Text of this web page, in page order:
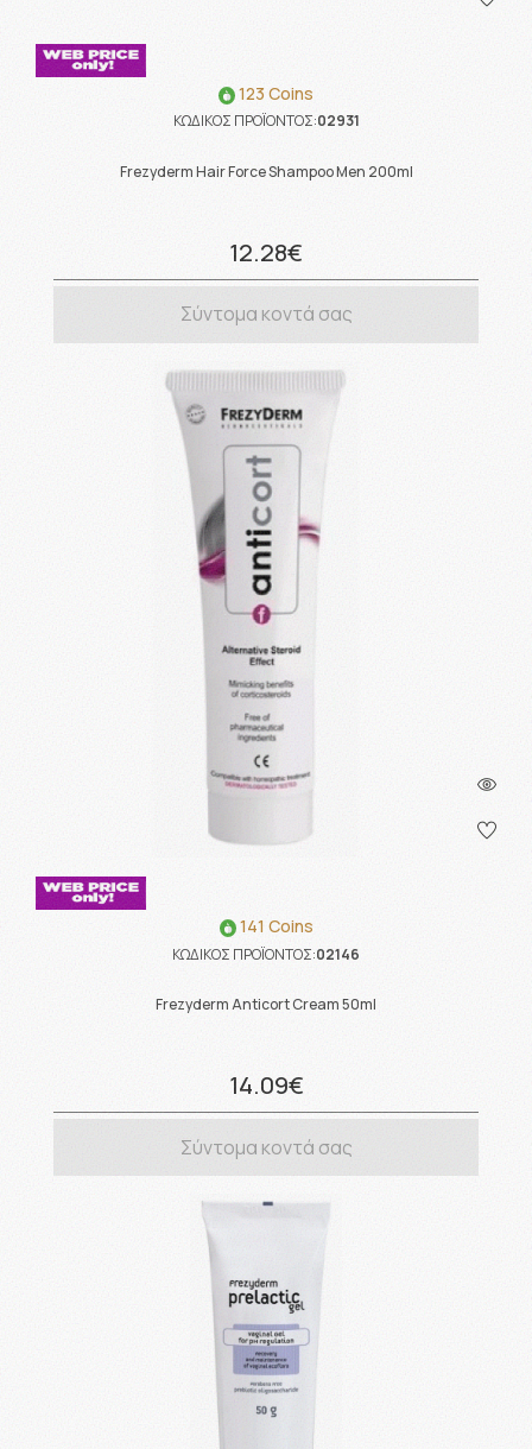
123 Coins
ΚΩΔΙΚΟΣ ΠΡΟΪΟΝΤΟΣ:02931
Frezyderm Hair Force Shampoo Men 200ml
12.28€
Σύντομα κοντά σας
141 Coins
ΚΩΔΙΚΟΣ ΠΡΟΪΟΝΤΟΣ:02146
Frezyderm Anticort Cream 50ml
14.09€
Σύντομα κοντά σας